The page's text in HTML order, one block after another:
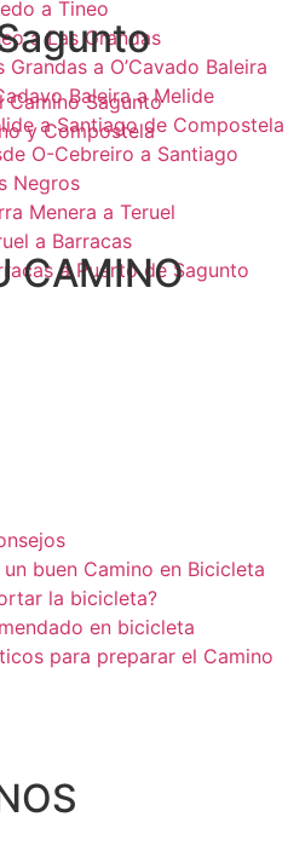
a Tineo
a Las Grandas
Grandas a O’Cavado Baleira
Baleira a Melide
a Santiago de Compostela
O-Cebreiro a Santiago
Negros
Menera a Teruel
a Barracas
a Puerto de Sagunto
Camino Sagunto
y Compostela
CAMINO
buen Camino en Bicicleta
la bicicleta?
en bicicleta
para preparar el Camino